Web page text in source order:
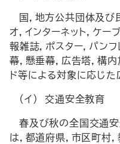
国，地方公共団体及び
オ，インターネット，ケー
報雑誌，ポスター，パンフ
幕，懸垂幕，広告塔，構
ド等による対象に応じた
(イ) 交通安全教育
春及び秋の全国交通
は，都道府県，市区町村